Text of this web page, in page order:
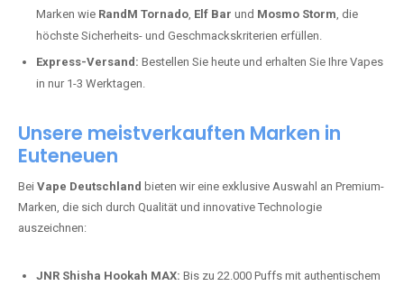
Marken wie RandM Tornado, Elf Bar und Mosmo Storm, die
höchste Sicherheits- und Geschmackskriterien erfüllen.
Express-Versand: Bestellen Sie heute und erhalten Sie Ihre Vapes
in nur 1-3 Werktagen.
Unsere meistverkauften Marken in
Euteneuen
Bei Vape Deutschland bieten wir eine exklusive Auswahl an Premium-
Marken, die sich durch Qualität und innovative Technologie
auszeichnen:
JNR Shisha Hookah MAX: Bis zu 22.000 Puffs mit authentischem